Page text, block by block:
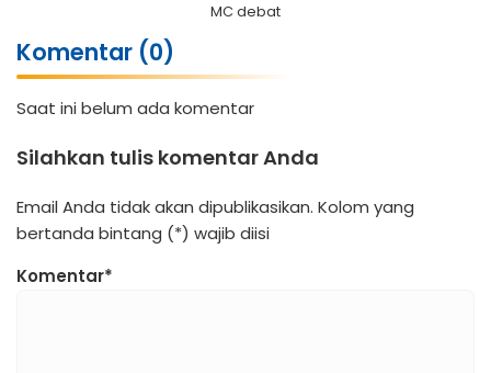
MC debat
Komentar (0)
Saat ini belum ada komentar
Silahkan tulis komentar Anda
Email Anda tidak akan dipublikasikan. Kolom yang
bertanda bintang (*) wajib diisi
Komentar*